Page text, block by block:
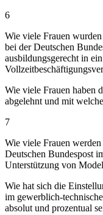
6
Wie viele Frauen
bei der Deutschen
ausbildungsgerecht in
Wie viele Frauen haben
abgelehnt und mit
7
Wie viele Frauen
Deutschen Bundespost
Unterstützung von
Wie hat sich die
im gewerblich-
absolut und prozentual